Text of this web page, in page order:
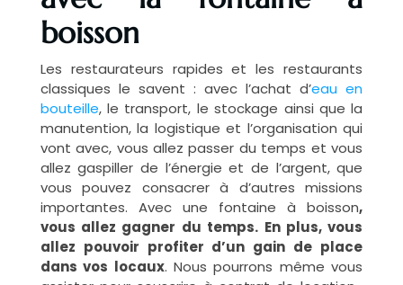
boisson
Les restaurateurs rapides et les restaurants
classiques le savent : avec l’achat d’eau en
bouteille, le transport, le stockage ainsi que la
manutention, la logistique et l’organisation qui
vont avec, vous allez passer du temps et vous
allez gaspiller de l’énergie et de l’argent, que
vous pouvez consacrer à d’autres missions
importantes. Avec une fontaine à boisson,
vous allez gagner du temps. En plus, vous
allez pouvoir profiter d’un gain de place
dans vos locaux. Nous pourrons même vous